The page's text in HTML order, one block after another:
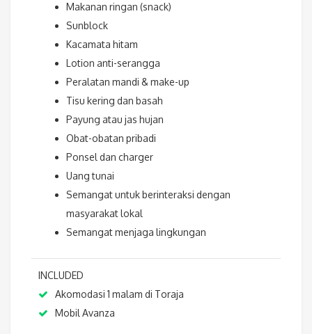
Makanan ringan (snack)
Sunblock
Kacamata hitam
Lotion anti-serangga
Peralatan mandi & make-up
Tisu kering dan basah
Payung atau jas hujan
Obat-obatan pribadi
Ponsel dan charger
Uang tunai
Semangat untuk berinteraksi dengan
masyarakat lokal
Semangat menjaga lingkungan
INCLUDED
Akomodasi 1 malam di Toraja
Mobil Avanza